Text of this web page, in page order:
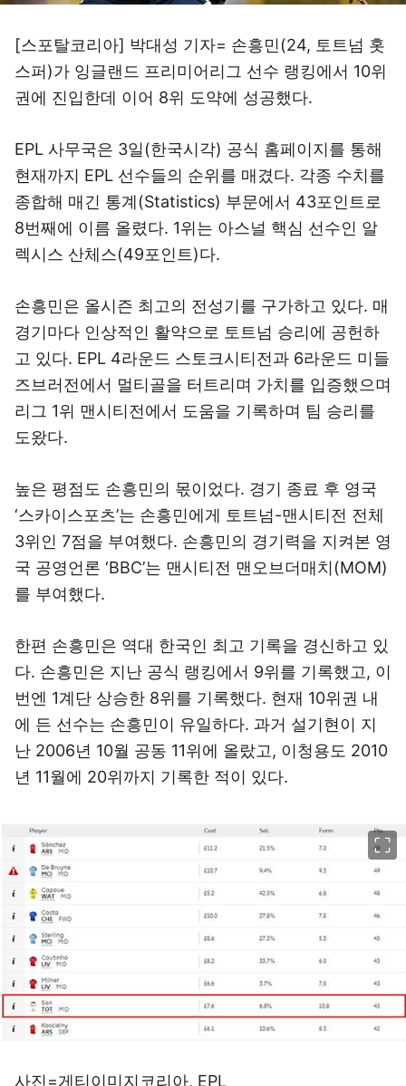
[스포탈코리아] 박대성 기자= 손흥민(24, 토트넘 홋
스퍼)가 잉글랜드 프리미어리그 선수 랭킹에서 10위
권에 진입한데 이어 8위 도약에 성공했다.
EPL 사무국은 3일(한국시각) 공식 홈페이지를 통해
현재까지 EPL 선수들의 순위를 매겼다. 각종 수치를
종합해 매긴 통계(Statistics) 부문에서 43포인트로
8번째에 이름 올렸다. 1위는 아스널 핵심 선수인 알
렉시스 산체스(49포인트)다.
손흥민은 올시즌 최고의 전성기를 구가하고 있다. 매
경기마다 인상적인 활약으로 토트넘 승리에 공헌하
고 있다. EPL 4라운드 스토크시티전과 6라운드 미들
즈브러전에서 멀티골을 터트리며 가치를 입증했으며
리그 1위 맨시티전에서 도움을 기록하며 팀 승리를
도왔다.
높은 평점도 손흥민의 몫이었다. 경기 종료 후 영국
‘스카이스포츠’는 손흥민에게 토트넘-맨시티전 전체
3위인 7점을 부여했다. 손흥민의 경기력을 지켜본 영
국 공영언론 ‘BBC’는 맨시티전 맨오브더매치(MOM)
를 부여했다.
한편 손흥민은 역대 한국인 최고 기록을 경신하고 있
다. 손흥민은 지난 공식 랭킹에서 9위를 기록했고, 이
번엔 1계단 상승한 8위를 기록했다. 현재 10위권 내
에 든 선수는 손흥민이 유일하다. 과거 설기현이 지
난 2006년 10월 공동 11위에 올랐고, 이청용도 2010
년 11월에 20위까지 기록한 적이 있다.
사진=게티이미지코리아, EPL